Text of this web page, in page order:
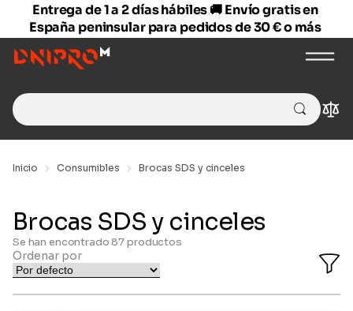
Entrega de 1 a 2 días hábiles 🚚 Envío gratis en
España peninsular para pedidos de 30 € o más
Search
for:
Inicio Consumibles Brocas SDS y cinceles
Brocas SDS y cinceles
Se han encontrado 87productos
Ordenar por